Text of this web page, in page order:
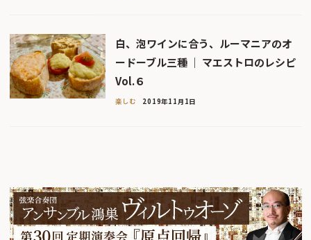
白、泡ワインに合う、ルーマニアのオ
ードーブル三種 ｜ マエストロのレシピ
Vol.６
楽しむ 2019年11月1日